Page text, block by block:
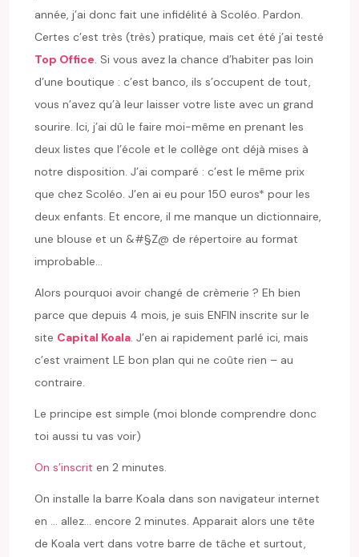
année, j’ai donc fait une infidélité à Scoléo. Pardon.
Certes c’est très (très) pratique, mais cet été j’ai testé
Top Office. Si vous avez la chance d’habiter pas loin
d’une boutique : c’est banco, ils s’occupent de tout,
vous n’avez qu’à leur laisser votre liste avec un grand
sourire. Ici, j’ai dû le faire moi-même en prenant les
deux listes que l’école et le collège ont déjà mises à
notre disposition. J’ai comparé : c’est le même prix
que chez Scoléo. J’en ai eu pour 150 euros* pour les
deux enfants. Et encore, il me manque un dictionnaire,
une blouse et un &#§Z@ de répertoire au format
improbable…
Alors pourquoi avoir changé de crèmerie ? Eh bien
parce que depuis 4 mois, je suis ENFIN inscrite sur le
site Capital Koala. J’en ai rapidement parlé ici, mais
c’est vraiment LE bon plan qui ne coûte rien – au
contraire.
Le principe est simple (moi blonde comprendre donc
toi aussi tu vas voir)
On s’inscrit en 2 minutes.
On installe la barre Koala dans son navigateur internet
en … allez… encore 2 minutes. Apparait alors une tête
de Koala vert dans votre barre de tâche et surtout,